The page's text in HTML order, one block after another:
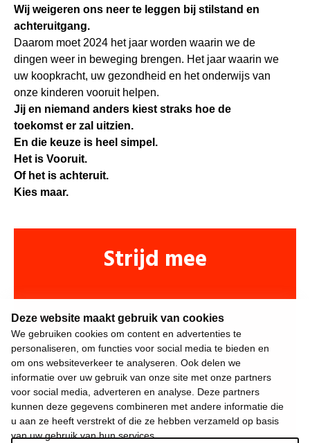
Deze website maakt gebruik van cookies
We gebruiken cookies om content en advertenties te
personaliseren, om functies voor social media te bieden en
om ons websiteverkeer te analyseren. Ook delen we
informatie over uw gebruik van onze site met onze partners
voor social media, adverteren en analyse. Deze partners
kunnen deze gegevens combineren met andere informatie die
u aan ze heeft verstrekt of die ze hebben verzameld op basis
van uw gebruik van hun services.
Wij weigeren ons neer te leggen bij stilstand en
achteruitgang.
Daarom moet 2024 het jaar worden waarin we de
dingen weer in beweging brengen. Het jaar waarin we
uw koopkracht, uw gezondheid en het onderwijs van
onze kinderen vooruit helpen.
Jij en niemand anders kiest straks hoe de
toekomst er zal uitzien.
En die keuze is heel simpel.
Het is Vooruit.
Of het is achteruit.
Kies maar.
Strijd mee